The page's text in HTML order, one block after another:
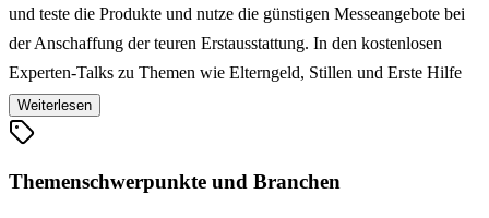
und teste die Produkte und nutze die günstigen Messeangebote bei
der Anschaffung der teuren Erstausstattung. In den kostenlosen
Experten-Talks zu Themen wie Elterngeld, Stillen und Erste Hilfe
kannst du deine Fragen stellen. Auf der Babini Stuttgart triffst du
außerdem Hebammen, Trageberater*innen, Stillberater*innen,
Weiterlesen
Themenschwerpunkte und Branchen